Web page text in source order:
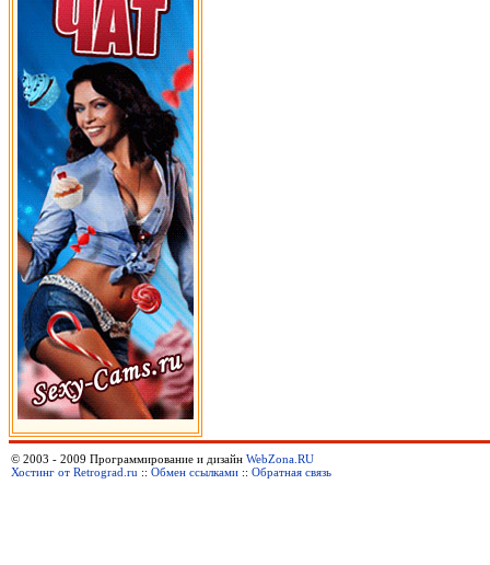
© 2003 - 2009 Программирование и дизайн WebZona.RU
Хостинг от Retrograd.ru :: Обмен ссылками :: Обратная связь